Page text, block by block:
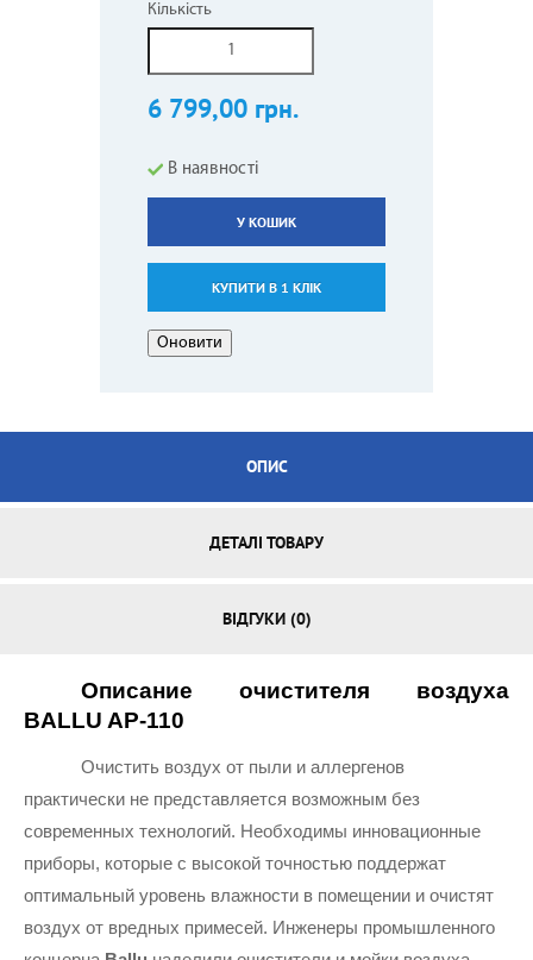
Кількість
6 799,00 грн.
В наявності
У КОШИК
КУПИТИ В 1 КЛІК
ОПИС
ДЕТАЛІ ТОВАРУ
ВІДГУКИ (0)
Описание очистителя воздуха
BALLU AP-110
Очистить воздух от пыли и аллергенов
практически не представляется возможным без
современных технологий. Необходимы инновационные
приборы, которые с высокой точностью поддержат
оптимальный уровень влажности в помещении и очистят
воздух от вредных примесей. Инженеры промышленного